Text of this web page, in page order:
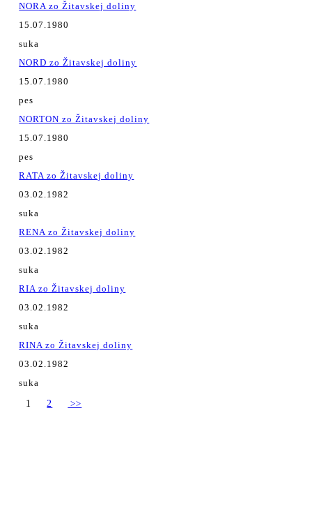
NORA zo Žitavskej doliny
15.07.1980
suka
NORD zo Žitavskej doliny
15.07.1980
pes
NORTON zo Žitavskej doliny
15.07.1980
pes
RATA zo Žitavskej doliny
03.02.1982
suka
RENA zo Žitavskej doliny
03.02.1982
suka
RIA zo Žitavskej doliny
03.02.1982
suka
RINA zo Žitavskej doliny
03.02.1982
suka
1
2 >>